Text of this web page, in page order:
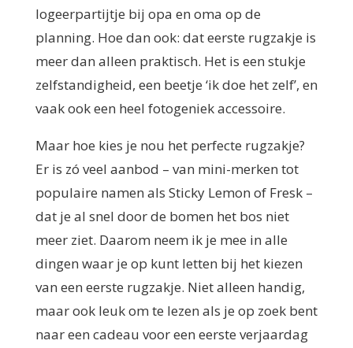
logeerpartijtje bij opa en oma op de
planning. Hoe dan ook: dat eerste rugzakje is
meer dan alleen praktisch. Het is een stukje
zelfstandigheid, een beetje ‘ik doe het zelf’, en
vaak ook een heel fotogeniek accessoire.
Maar hoe kies je nou het perfecte rugzakje?
Er is zó veel aanbod – van mini-merken tot
populaire namen als Sticky Lemon of Fresk –
dat je al snel door de bomen het bos niet
meer ziet. Daarom neem ik je mee in alle
dingen waar je op kunt letten bij het kiezen
van een eerste rugzakje. Niet alleen handig,
maar ook leuk om te lezen als je op zoek bent
naar een cadeau voor een eerste verjaardag